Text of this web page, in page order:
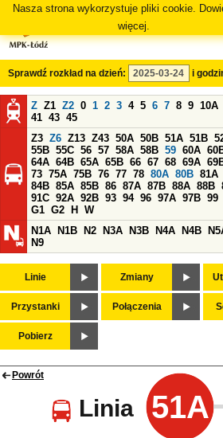
Nasza strona wykorzystuje pliki cookie.
więcej.
Sprawdź rozkład na dzień: i
Z Z1 Z2 0 1 2 3 4 5 6 7 8 9 10A
41 43 45
Z3 Z6 Z13 Z43 50A 50B 51A 51B
55B 55C 56 57 58A 58B 59 60A
64A 64B 65A 65B 66 67 68 69A
73 75A 75B 76 77 78 80A 80B 81A
84B 85A 85B 86 87A 87B 88A 88B
91C 92A 92B 93 94 96 97A 97B 99
G1 G2 H
W
N1A
N1B N2 N3A N3B N4A N4B
N9
Linie Zmiany
Przystanki Połączenia
Pobierz
Powrót
Linia 51A